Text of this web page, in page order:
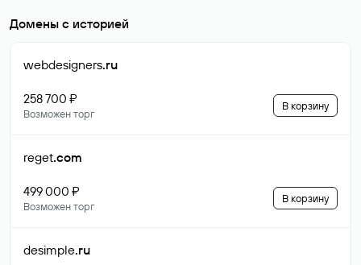
Домены с историей
webdesigners.ru
258 700 ₽
Возможен торг
В корзину
reget.com
499 000 ₽
Возможен торг
В корзину
desimple.ru